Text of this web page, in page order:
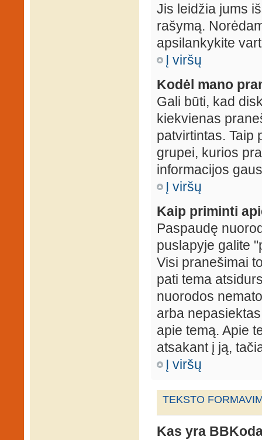
Jis leidžia jums
rašymą.
apsilankykite
Į viršų
Kodėl mano
Gali būti, kad
kiekvienas
patvirtintas. Taip
grupei, kurios
informacijos
Į viršų
Kaip priminti
Paspaudę
puslapyje galite
Visi pranešimai
pati tema
nuorodos
arba
apie temą. Apie
atsakant į ją,
Į viršų
TEKSTO
Kas yra